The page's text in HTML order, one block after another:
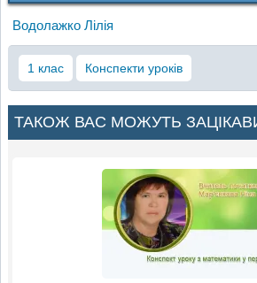
Водолажко Лілія
1 клас Конспекти уроків
ТАКОЖ ВАС МОЖУТЬ